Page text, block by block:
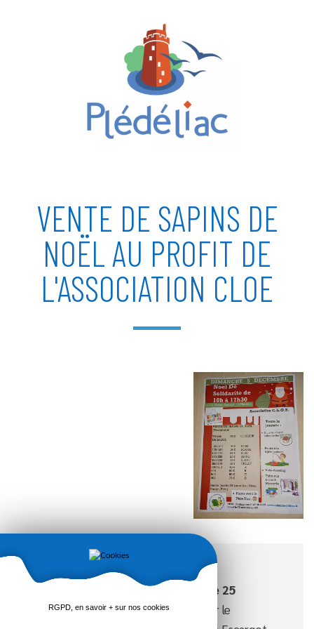
VENTE DE SAPINS DE
NOËL AU PROFIT DE
L'ASSOCIATION CLOE
Les sapins sont à réserver
avant le 25
novembrepour une livraison pour le
RGPD, en savoir + sur nos cookies